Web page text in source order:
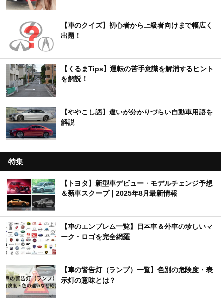
【車のクイズ】初心者から上級者向けまで幅広く
出題！
【くるまTips】運転の苦手意識を解消するヒント
を解説！
【ややこし語】違いが分かりづらい自動車用語を
解説
特集
【トヨタ】新型車デビュー・モデルチェンジ予想
＆新車スクープ｜2025年8月最新情報
【車のエンブレム一覧】日本車＆外車の珍しいマ
ーク・ロゴを完全網羅
【車の警告灯（ランプ）一覧】色別の危険度・表
示灯の意味とは？